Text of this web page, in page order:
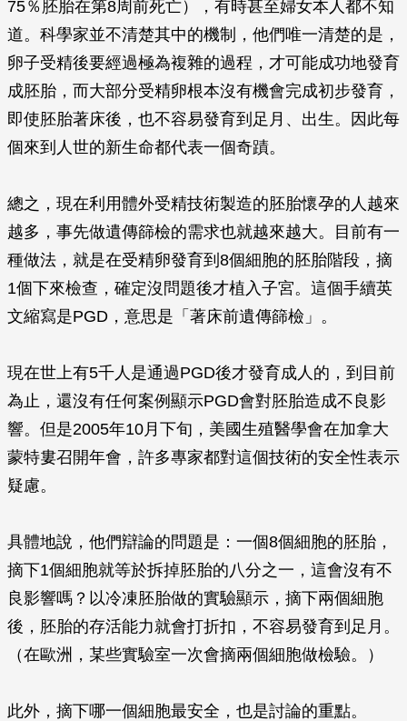
75％胚胎在第8周前死亡），有時甚至婦女本人都不知
道。科學家並不清楚其中的機制，他們唯一清楚的是，
卵子受精後要經過極為複雜的過程，才可能成功地發育
成胚胎，而大部分受精卵根本沒有機會完成初步發育，
即使胚胎著床後，也不容易發育到足月、出生。因此每
個來到人世的新生命都代表一個奇蹟。
總之，現在利用體外受精技術製造的胚胎懷孕的人越來
越多，事先做遺傳篩檢的需求也就越來越大。目前有一
種做法，就是在受精卵發育到8個細胞的胚胎階段，摘
1個下來檢查，確定沒問題後才植入子宮。這個手續英
文縮寫是PGD，意思是「著床前遺傳篩檢」。
現在世上有5千人是通過PGD後才發育成人的，到目前
為止，還沒有任何案例顯示PGD會對胚胎造成不良影
響。但是2005年10月下旬，美國生殖醫學會在加拿大
蒙特婁召開年會，許多專家都對這個技術的安全性表示
疑慮。
具體地說，他們辯論的問題是：一個8個細胞的胚胎，
摘下1個細胞就等於拆掉胚胎的八分之一，這會沒有不
良影響嗎？以冷凍胚胎做的實驗顯示，摘下兩個細胞
後，胚胎的存活能力就會打折扣，不容易發育到足月。
（在歐洲，某些實驗室一次會摘兩個細胞做檢驗。）
此外，摘下哪一個細胞最安全，也是討論的重點。